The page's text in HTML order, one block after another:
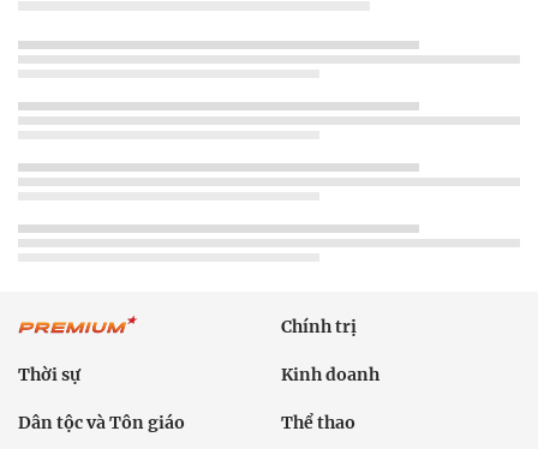
Chính trị
Thời sự Kinh doanh
Dân tộc và Tôn giáo Thể thao